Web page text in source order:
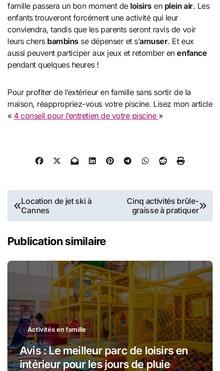
famille passera un bon moment de loisirsen plein air. Les
enfants trouveront forcément une activité qui leur
conviendra, tandis que les parents seront ravis de voir
leurs chers bambinsse dépenser et s’amuser. Et eux
aussi peuvent participer aux jeux et retomber enenfance
pendant quelques heures !
Pour profiter de l’extérieur en famille sans sortir de la
maison, réappropriez-vous votre piscine. Lisez mon article
« 4 conseil pour l’entretien de votre piscine »
Navigation
l’article
Location de jet ski à
Cannes
Cinq activités brûle-
graisse à pratiquer
Publication similaire
Activités en famille
Avis : Le meilleur parc de loisirs en
intérieur pour les jours de pluie